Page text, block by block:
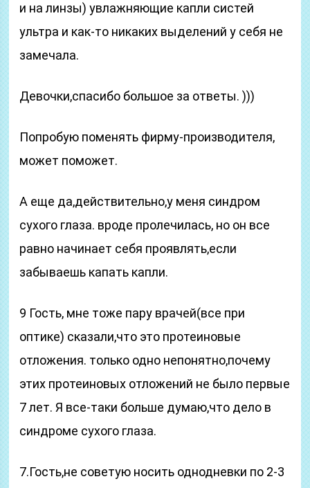
и на линзы) увлажняющие капли систей
ультра и как-то никаких выделений у себя не
замечала.
Девочки,спасибо большое за ответы. )))
Попробую поменять фирму-производителя,
может поможет.
А еще да,действительно,у меня синдром
сухого глаза. вроде пролечилась, но он все
равно начинает себя проявлять,если
забываешь капать капли.
9 Гость, мне тоже пару врачей(все при
оптике) сказали,что это протеиновые
отложения. только одно непонятно,почему
этих протеиновых отложений не было первые
7 лет. Я все-таки больше думаю,что дело в
синдроме сухого глаза.
7.Гость,не советую носить однодневки по 2-3